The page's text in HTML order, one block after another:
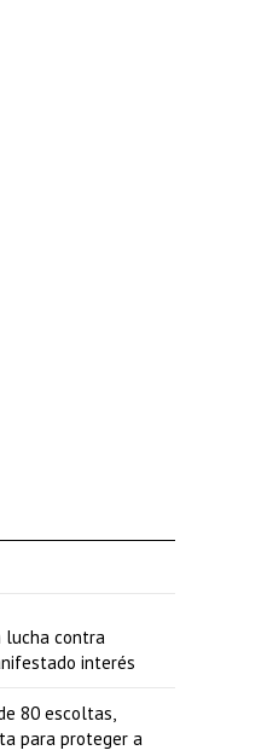
lucha contra
interés
80 escoltas,
para proteger a